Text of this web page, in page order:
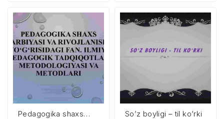
Pedagogika shaxs
So’z boyligi – til ko’rki